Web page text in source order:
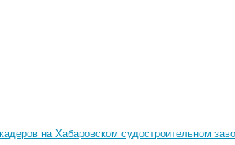
на Хабаровском судостроительном